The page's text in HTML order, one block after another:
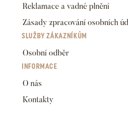
Reklamace a vadné plnění
Zásady zpracování osobních
SLUŽBY ZÁKAZNÍKŮM
Osobní odběr
INFORMACE
O nás
Kontakty